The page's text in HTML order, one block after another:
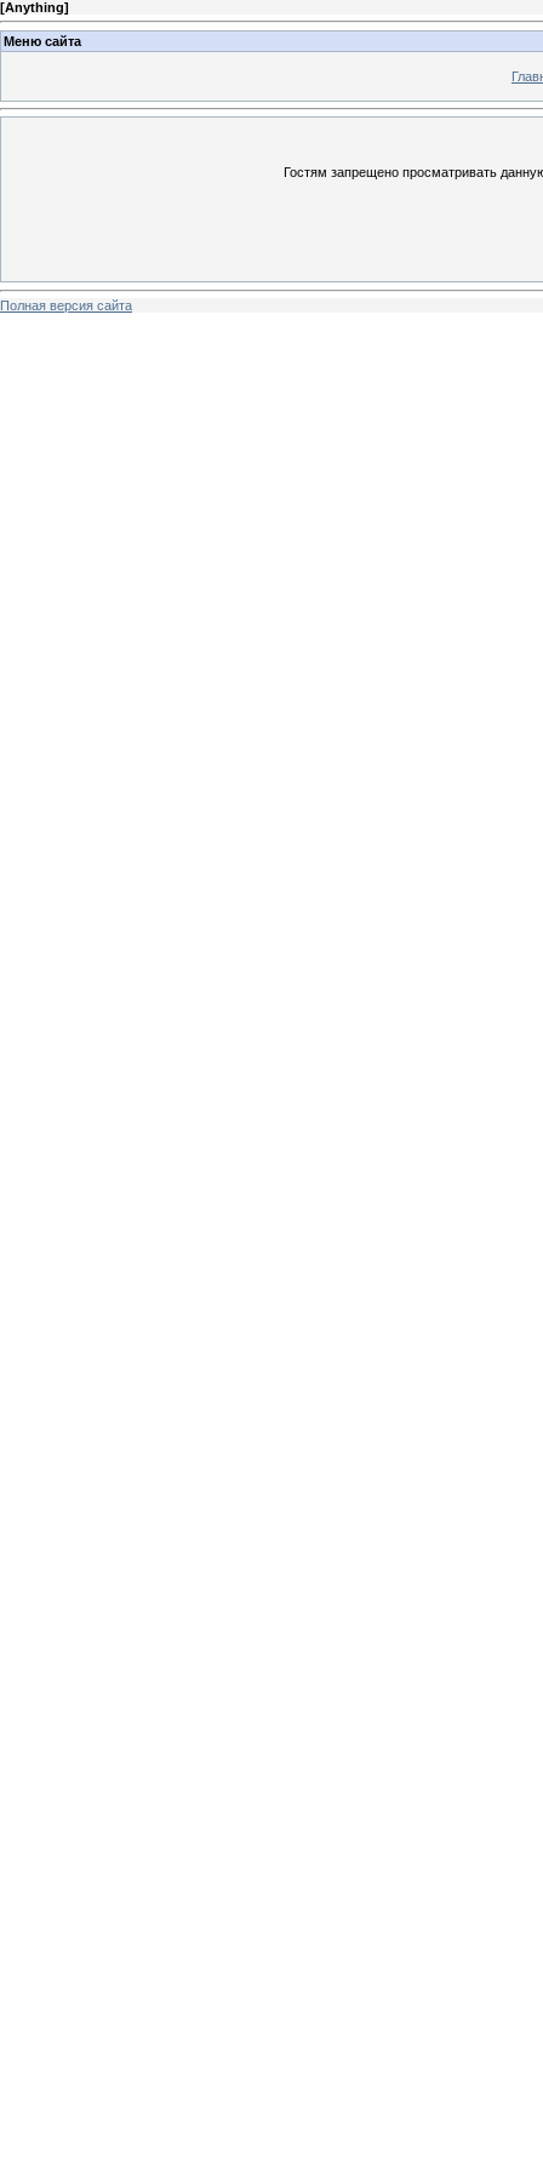
[Anything]
Меню сайта
Гостям запрещено просматривать
Полная версия сайта